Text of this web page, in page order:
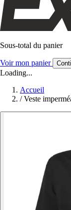
Sous-total du panier
Voir mon panier
Loading...
Accueil
/ Veste